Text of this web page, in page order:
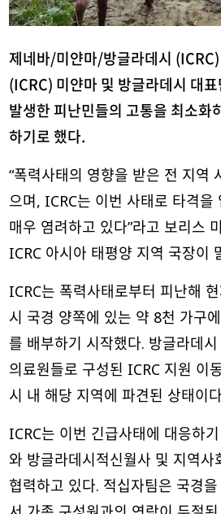
제네바/미얀마/방글라데시
(ICRC) 미얀마 및 방글라데시 대
발생한 피난민들의 고통을 최소화
하기로 했다.
“폭력사태의 영향을 받은 전 지역
으며, ICRC는 이번 사태로 타격을
매우 염려하고 있다”라고 보리스
ICRC 아시아 태평양 지역 국장이
ICRC는 폭력사태로부터 피난해
시 국경 양쪽에 있는 약 8천 가구
를 배부하기 시작했다. 방글라데
의료원들로 구성된 ICRC 지원 이
시 내 해당 지역에 파견된 상태이
ICRC는 이번 긴급사태에 대응하
와 방글라데시적신월사 및 지역사
협력하고 있다. 적십자팀은 국경